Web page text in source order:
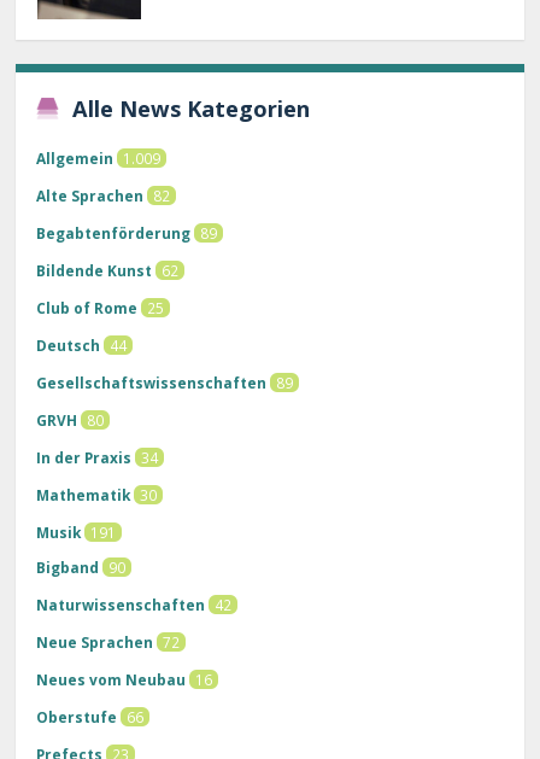
Alle News Kategorien
Allgemein
1.009
Alte Sprachen
82
Begabtenförderung 89
Bildende Kunst
62
Club of Rome
25
Deutsch
44
Gesellschaftswissenschaften
89
GRVH
80
In der Praxis 34
Mathematik 30
Musik 191
Bigband
90
Naturwissenschaften
42
Neue Sprachen 72
Neues vom Neubau
16
Oberstufe
66
Prefects
23